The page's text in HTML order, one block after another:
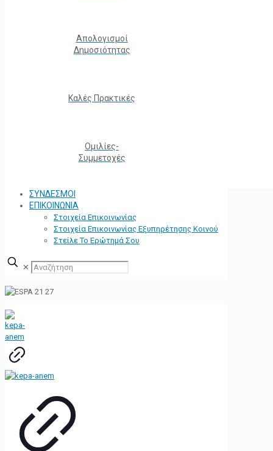
Απολογισμοί
Δημοσιότητας
Καλές Πρακτικές
Ομιλίες-
Συμμετοχές
ΣΥΝΔΕΣΜΟΙ
ΕΠΙΚΟΙΝΩΝΙΑ
Στοιχεία Επικοινωνίας
Στοιχεία Επικοινωνίας Εξυπηρέτησης Κοινού
Στείλε Το Ερώτημά Σου
✕